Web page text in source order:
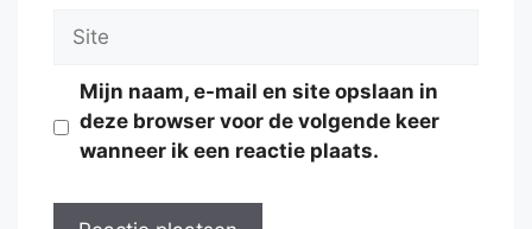
Site
Mijn naam, e-mail en site opslaan in
deze browser voor de volgende keer
wanneer ik een reactie plaats.